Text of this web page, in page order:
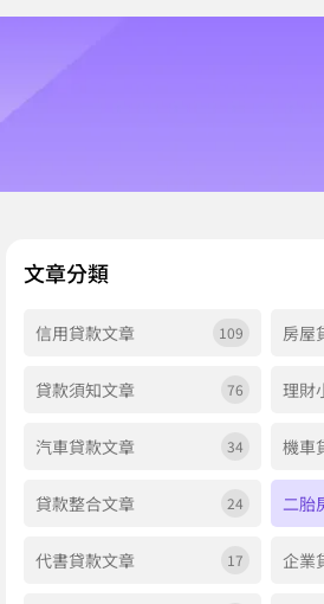
文章分類
信用貸款文章 109 房屋
貸款須知文章 76 理財
汽車貸款文章 34 機車
貸款整合文章 24 二胎
代書貸款文章 17 企業